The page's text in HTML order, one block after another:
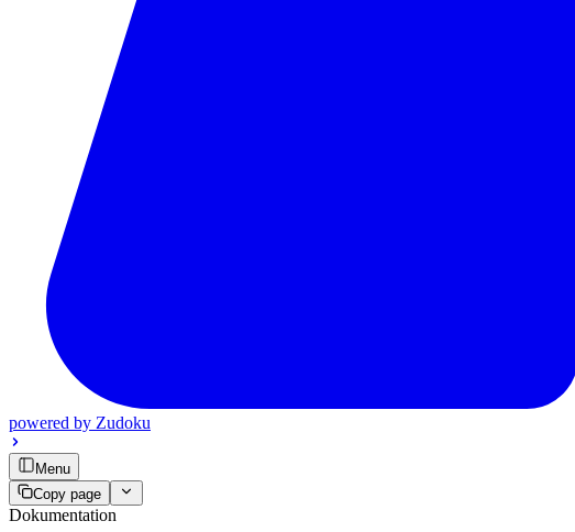
powered by Zudoku
Menu
Copy page
Dokumentation